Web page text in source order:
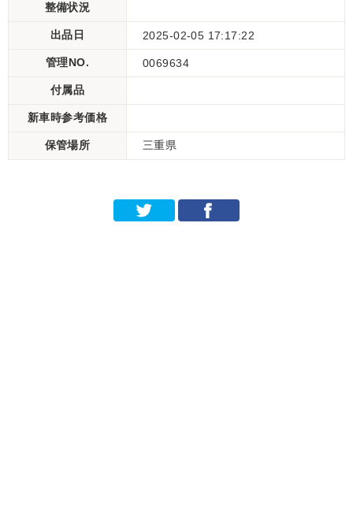
整備状況
出品日 2025-02-05 17:17:22
管理NO. 0069634
付属品
新車時参考価格
保管場所 三重県